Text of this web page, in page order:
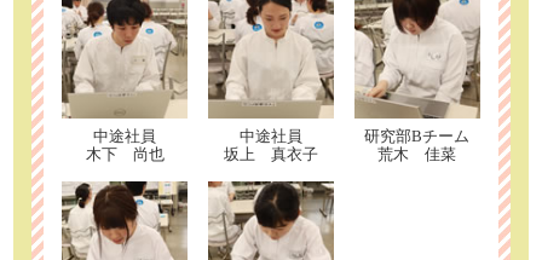
中途社員
木下 尚也
中途社員
坂上 真衣子
研究部Bチーム
荒木 佳菜